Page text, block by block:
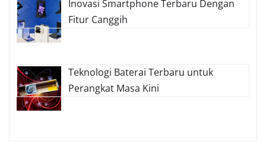
Inovasi Smartphone Terbaru Dengan
Fitur Canggih
Teknologi Baterai Terbaru untuk
Perangkat Masa Kini